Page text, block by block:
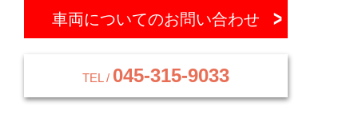
車両についてのお問い合わせ
TEL / 045-315-9033